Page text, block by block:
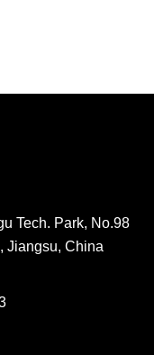
Tech. Park, No.98
Jiangsu, China